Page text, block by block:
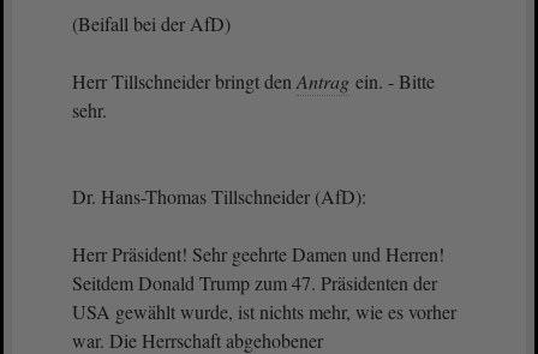
(Beifall bei der AfD)
Herr Tillschneider bringt den Antrag ein. - Bitte
sehr.
Dr. Hans-Thomas Tillschneider (AfD):
Herr Präsident! Sehr geehrte Damen und Herren!
Seitdem Donald Trump zum 47. Präsidenten der
USA gewählt wurde, ist nichts mehr, wie es vorher
war. Die Herrschaft abgehobener